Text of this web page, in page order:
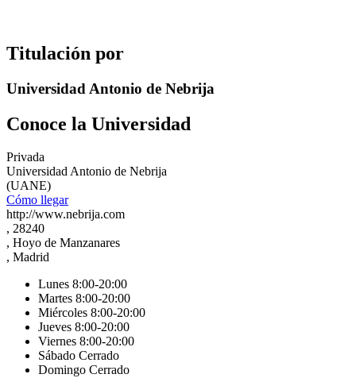
Titulación por
Universidad Antonio de Nebrija
Conoce la Universidad
Privada
Universidad Antonio de Nebrija
(UANE)
Cómo llegar
http://www.nebrija.com
, 28240
, Hoyo de Manzanares
, Madrid
Lunes 8:00-20:00
Martes 8:00-20:00
Miércoles 8:00-20:00
Jueves 8:00-20:00
Viernes 8:00-20:00
Sábado Cerrado
Domingo Cerrado